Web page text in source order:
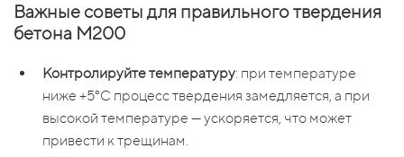
Важные советы для правильного твердения
бетона М200
Контролируйте температуру: при температуре
ниже +5°C процесс твердения замедляется, а при
высокой температуре — ускоряется, что может
привести к трещинам.